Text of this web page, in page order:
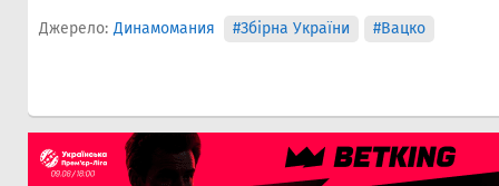
Джерело: Динамомания #Збірна України #Вацко